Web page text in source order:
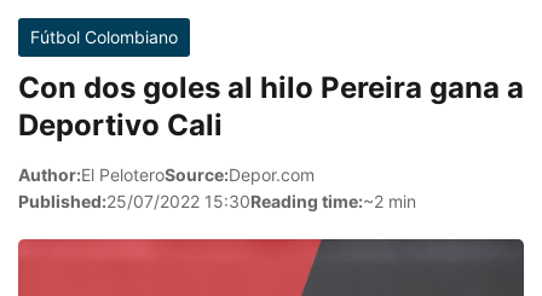
Fútbol Colombiano
Con dos goles al hilo Pereira gana a
Deportivo Cali
Author:El PeloteroSource:Depor.com
Published:25/07/2022 15:30Reading time:~2 min